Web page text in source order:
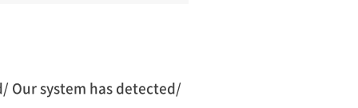
Our system has detected/